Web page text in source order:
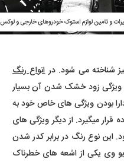
شناخته می شود. درانواع رنگ
ویژگی زود خشک شدن آن بسیار
بودن ویژگی های خاص خود به
قرار میگیرد. از دیگر ویژگی های
این نوع رنگ در برابر کدر شدن
وی یکی از اشعه های خطرناک